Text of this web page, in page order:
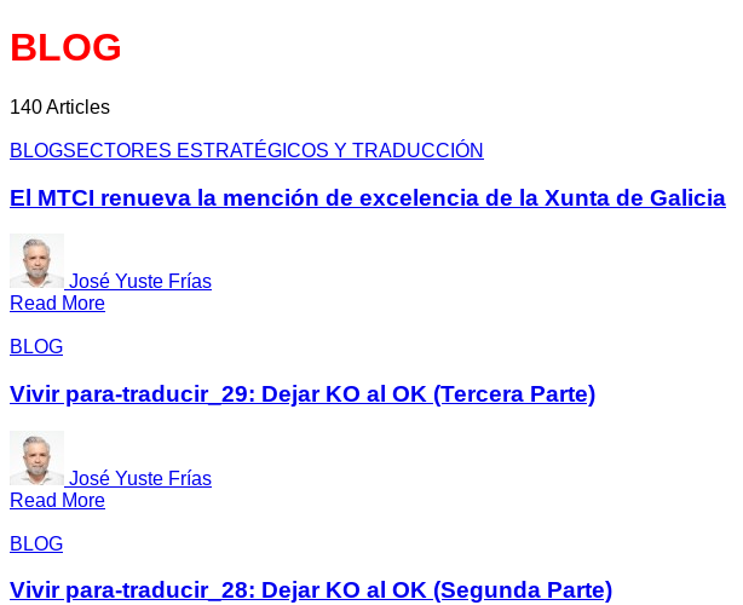
BLOG
140 Articles
BLOGSECTORES ESTRATÉGICOS Y TRADUCCIÓN
El MTCI renueva la mención de excelencia de la Xunta de Galicia
José Yuste Frías
Read More
BLOG
Vivir para-traducir_29: Dejar KO al OK (Tercera Parte)
José Yuste Frías
Read More
BLOG
Vivir para-traducir_28: Dejar KO al OK (Segunda Parte)